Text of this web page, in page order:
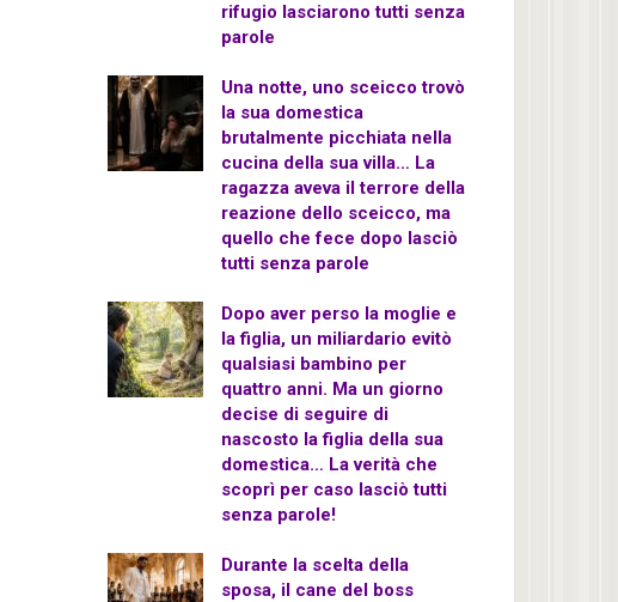
rifugio lasciarono tutti senza
parole
Una notte, uno sceicco trovò
la sua domestica
brutalmente picchiata nella
cucina della sua villa… La
ragazza aveva il terrore della
reazione dello sceicco, ma
quello che fece dopo lasciò
tutti senza parole
Dopo aver perso la moglie e
la figlia, un miliardario evitò
qualsiasi bambino per
quattro anni. Ma un giorno
decise di seguire di
nascosto la figlia della sua
domestica… La verità che
scoprì per caso lasciò tutti
senza parole!
Durante la scelta della
sposa, il cane del boss